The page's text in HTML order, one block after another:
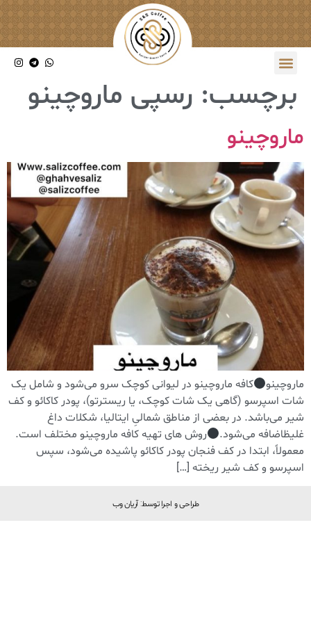
برچسب: رسپی ماروچینو
ماروچینو
ماروچینو
کافه ماروچینو در لیوانی کوچک سرو می‌شود و شامل یک
شات اسپرسو (گاهی یک شات کوچک، یا ریسترتو)، پودر کاکائو و کف
شیر می‌باشد. در بعضی از مناطق شمالیِ ایتالیا، شکلات داغ
غلیظاضافه می‌شود.
روش های تهیه کافه ماروچینو مختلف است.
معمولاً، ابتدا در کف فنجان پودر کاکائو پاشیده می‌شود، سپس
اسپرسو و کف شیر ریخته […]
طراحی و اجرا توسط: آریان وب